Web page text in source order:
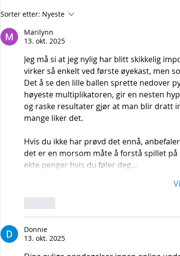
Boligmesse Oslo 28 feb -1
Sorter etter: Nyeste
Marilynn
13. okt. 2025
Jeg må si at jeg nylig har blitt skikkelig
virker så enkelt ved første øyekast, men
Det å se den lille ballen sprette nedover
høyeste multiplikatoren, gir en nesten
og raske resultater gjør at man blir dratt
mange liker det.
Hvis du ikke har prøvd det ennå,
det er en morsom måte å forstå spillet
ekte penger hvis du føler deg…
Donnie
13. okt. 2025